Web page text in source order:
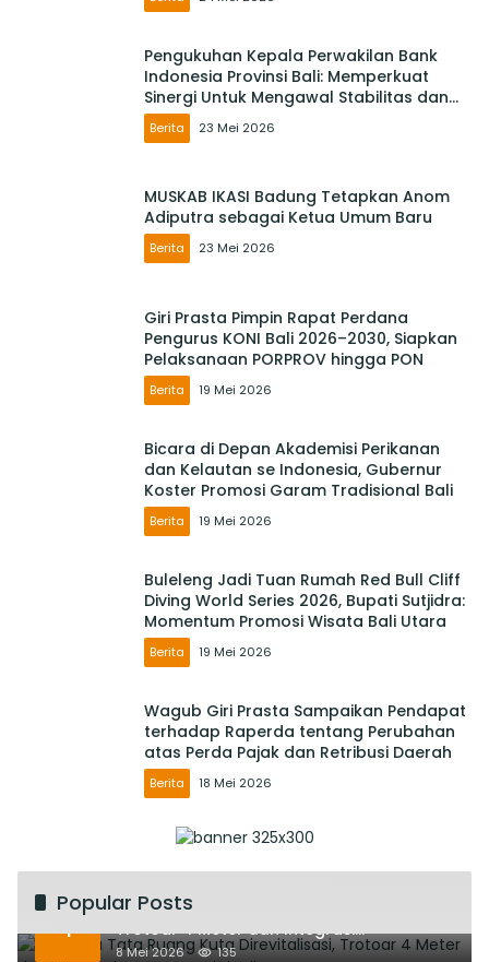
Pengukuhan Kepala Perwakilan Bank
Indonesia Provinsi Bali: Memperkuat
Sinergi Untuk Mengawal Stabilitas dan
Mendorong Pertumbuhan Ekonomi Bali
Berita 23 Mei 2026
MUSKAB IKASI Badung Tetapkan Anom
Adiputra sebagai Ketua Umum Baru
Berita 23 Mei 2026
Giri Prasta Pimpin Rapat Perdana
Pengurus KONI Bali 2026–2030, Siapkan
Pelaksanaan PORPROV hingga PON
Berita 19 Mei 2026
Bicara di Depan Akademisi Perikanan
dan Kelautan se Indonesia, Gubernur
Koster Promosi Garam Tradisional Bali
Berita 19 Mei 2026
Buleleng Jadi Tuan Rumah Red Bull Cliff
Diving World Series 2026, Bupati Sutjidra:
Momentum Promosi Wisata Bali Utara
Berita 19 Mei 2026
Wagub Giri Prasta Sampaikan Pendapat
terhadap Raperda tentang Perubahan
atas Perda Pajak dan Retribusi Daerah
Berita 18 Mei 2026
Popular Posts
1
Rencana Tata Ruang Kuta Direvitalisasi,
Trotoar 4 Meter dan Integrasi
Transportasi Listrik
8 Mei 2026 135